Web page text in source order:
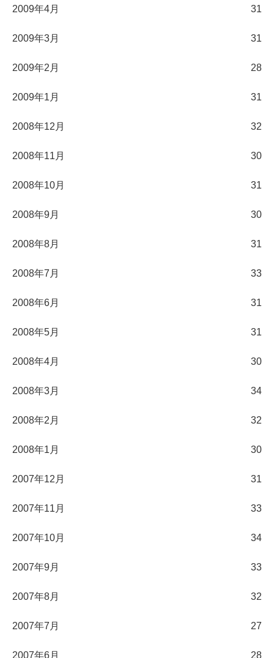
2009年4月 31
2009年3月 31
2009年2月 28
2009年1月 31
2008年12月 32
2008年11月 30
2008年10月 31
2008年9月 30
2008年8月 31
2008年7月 33
2008年6月 31
2008年5月 31
2008年4月 30
2008年3月 34
2008年2月 32
2008年1月 30
2007年12月 31
2007年11月 33
2007年10月 34
2007年9月 33
2007年8月 32
2007年7月 27
2007年6月 28